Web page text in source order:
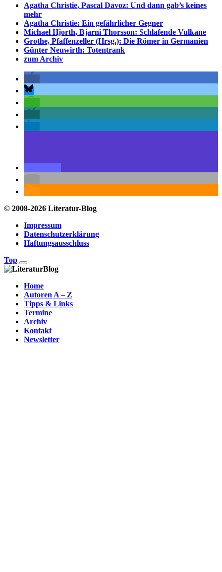
Agatha Christie, Pascal Davoz: Und dann gab’s keines
mehr
Agatha Christie: Ein gefährlicher Gegner
Michael Hjorth, Bjarni Thorsson: Schlafende Vulkane
Grothe, Pfaffenzeller (Hrsg.): Die Römer in Germanien
Günter Neuwirth: Totentrank
zum Archiv
© 2008-2026 Literatur-Blog
Impressum
Datenschutzerklärung
Haftungsausschluss
Top
Home
Autoren A – Z
Tipps & Links
Termine
Archiv
Kontakt
Newsletter